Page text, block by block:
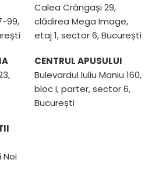
99,
Calea Crângași 29,
clădirea Mega Image,
etaj 1, sector 6, București
CENTRUL APUSULUI
Bulevardul Iuliu Maniu 160,
bloc I, parter, sector 6,
București
Noi